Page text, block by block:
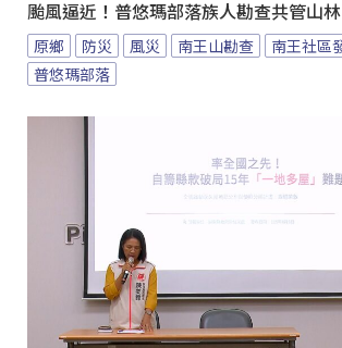
颱風逼近！普悠瑪部落族人勘查共管山林
原鄉 防災 風災 南王山勘查
南王社區
普悠瑪部落